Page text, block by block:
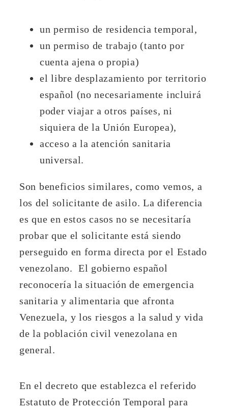
un permiso de residencia temporal,
un permiso de trabajo (tanto por
cuenta ajena o propia)
el libre desplazamiento por territorio
español (no necesariamente incluirá
poder viajar a otros países, ni
siquiera de la Unión Europea),
acceso a la atención sanitaria
universal.
Son beneficios similares, como vemos, a
los del solicitante de asilo. La diferencia
es que en estos casos no se necesitaría
probar que el solicitante está siendo
perseguido en forma directa por el Estado
venezolano. El gobierno español
reconocería la situación de emergencia
sanitaria y alimentaria que afronta
Venezuela, y los riesgos a la salud y vida
de la población civil venezolana en
general.
En el decreto que establezca el referido
Estatuto de Protección Temporal para